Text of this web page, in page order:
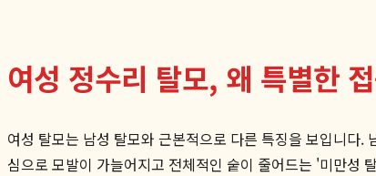
여성 정수리 탈모, 왜 특별한
여성 탈모는 남성 탈모와 근본적으로 다른 특징을 보입니다
심으로 모발이 가늘어지고 전체적인 숱이 줄어드는 '미만성